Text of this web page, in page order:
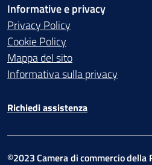
Informative e privacy
Privacy Policy
Cookie Policy
Mappa del sito
Informativa sulla privacy
Richiedi assistenza
©2023 Camera di commercio della